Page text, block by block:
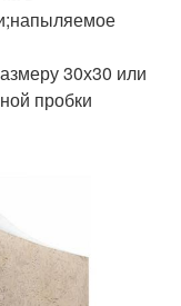
30х30 или
пробки